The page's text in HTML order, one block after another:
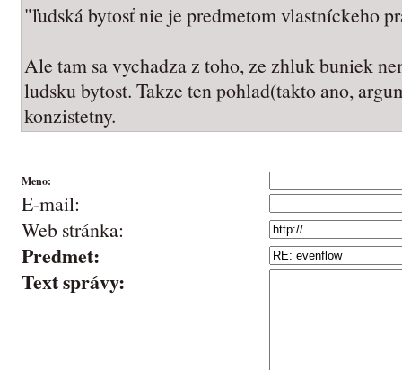
"ľudská bytosť nie je predmetom vlastníckeho
Ale tam sa vychadza z toho, ze zhluk buniek
ludsku bytost. Takze ten pohlad(takto ano,
konzistetny.
Meno:
E-mail:
Web stránka:
Predmet:
Text správy: